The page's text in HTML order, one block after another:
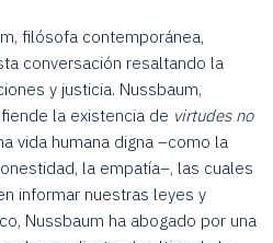
filósofa contemporánea,
conversación resaltando la
y justicia. Nussbaum,
la existencia de virtudes no
vida humana digna –como la
la empatía–, las cuales
informar nuestras leyes y
Nussbaum ha abogado por una